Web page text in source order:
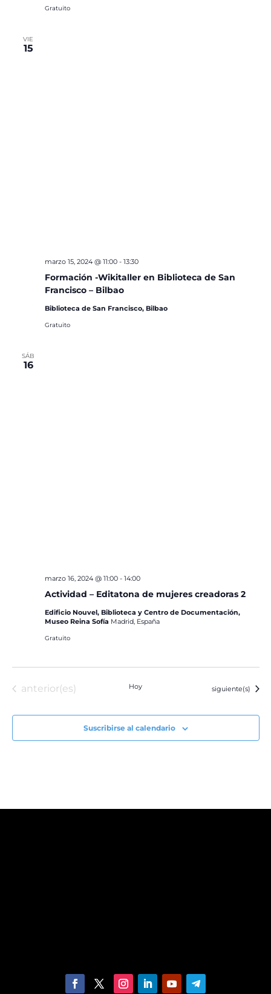
Gratuito
VIE
15
Formación -Wikitaller en Biblioteca de San
Francisco – Bilbao
marzo 15, 2024 @ 11:00- 13:30
Biblioteca de San Francisco, Bilbao
Gratuito
SÁB
16
Actividad – Editatona de mujeres creadoras 2
marzo 16, 2024 @ 11:00- 14:00
Edificio Nouvel, Biblioteca y Centro de Documentación,
Museo Reina Sofía Madrid, España
Gratuito
Eventos
anterior(es) Hoy Eventos
siguiente(s)
Suscribirse al calendario